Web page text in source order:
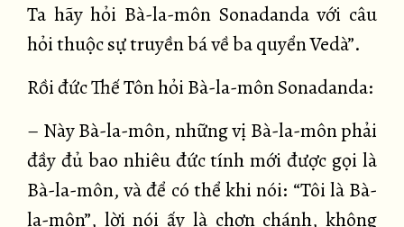
Ta hãy hỏi Bà-la-môn Sonadanda với câu
hỏi thuộc sự truyền bá về ba quyển Vedà”.
Rồi đức Thế Tôn hỏi Bà-la-môn Sonadanda:
– Này Bà-la-môn, những vị Bà-la-môn phải
đầy đủ bao nhiêu đức tính mới được gọi là
Bà-la-môn, và để có thể khi nói: “Tôi là Bà-
la-môn”, lời nói ấy là chơn chánh, không